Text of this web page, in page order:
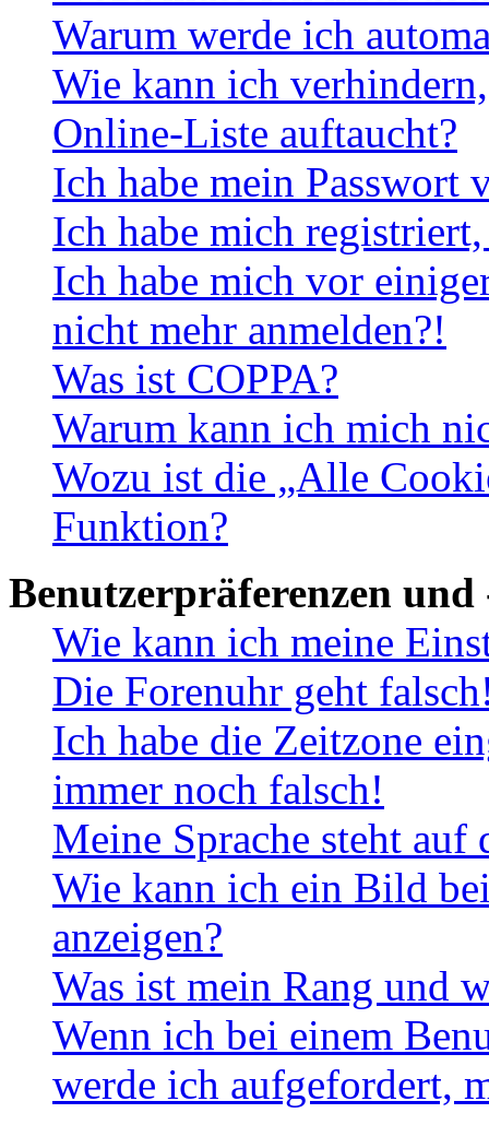
Warum werde ich
Wie kann ich
Online-Liste auftaucht?
Ich habe mein Passwort
Ich habe mich
Ich habe mich vor
nicht mehr anmelden?!
Was ist COPPA?
Warum kann ich mich
Wozu ist die „Alle
Funktion?
Benutzerpräferenzen und
Wie kann ich meine
Die Forenuhr geht
Ich habe die Zeitzone
immer noch falsch!
Meine Sprache steht
Wie kann ich ein Bild
anzeigen?
Was ist mein Rang und
Wenn ich bei einem
werde ich aufgefordert,